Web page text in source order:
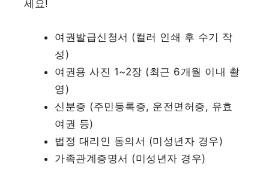
세요!
여권발급신청서 (컬러 인쇄 후 수기 작
성)
여권용 사진 1~2장 (최근 6개월 이내 촬
영)
신분증 (주민등록증, 운전면허증, 유효
여권 등)
법정 대리인 동의서 (미성년자 경우)
가족관계증명서 (미성년자 경우)